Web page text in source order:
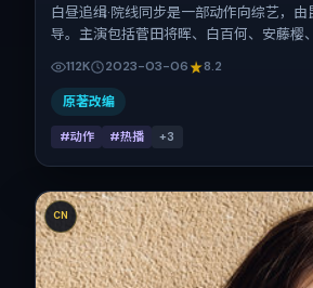
白昼追缉·院线同步是一部动作向综艺，由
导。主演包括菅田将晖、白百何、安藤樱
见面，首映日期 2023-03-06，正片时长
112K 2023-03-06 8.2
原著改编
#动作 #热播 +3
CN